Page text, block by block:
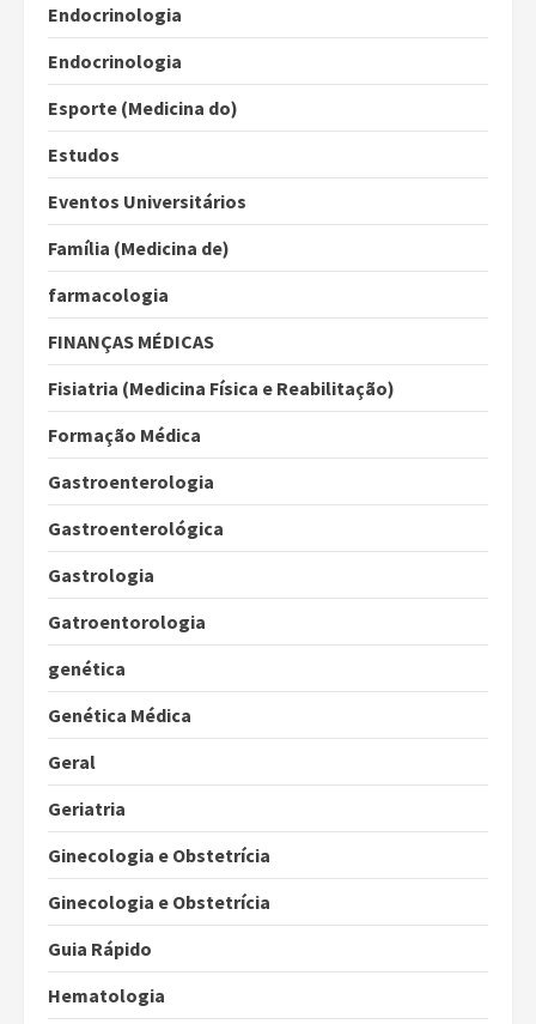
Endocrinologia
Endocrinologia
Esporte (Medicina do)
Estudos
Eventos Universitários
Família (Medicina de)
farmacologia
FINANÇAS MÉDICAS
Fisiatria (Medicina Física e Reabilitação)
Formação Médica
Gastroenterologia
Gastroenterológica
Gastrologia
Gatroentorologia
genética
Genética Médica
Geral
Geriatria
Ginecologia e Obstetrícia
Ginecologia e Obstetrícia
Guia Rápido
Hematologia